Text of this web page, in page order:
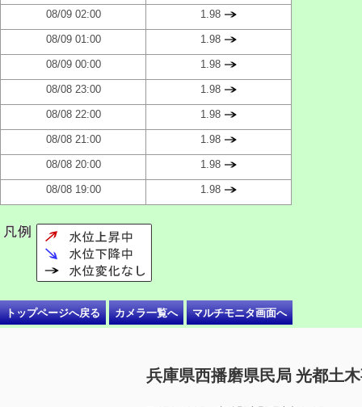
08/09 02:00 1.98
08/09 01:00 1.98
08/09 00:00 1.98
08/08 23:00 1.98
08/08 22:00 1.98
08/08 21:00 1.98
08/08 20:00 1.98
08/08 19:00 1.98
トップページへ戻る カメラ一覧へ マルチモニタ画面へ
兵庫県西播磨県民局 光都土